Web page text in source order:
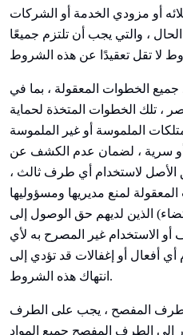
أو مزودي الخدمة أو الشركات
، والتي يجب أن تلتزم جميعًا
الخطوات المعقولة ، بما في
، تلك الخطوات المتخذة لحماية
الملموسة أو غير الملموسة
أو سرية ، لضمان عدم الكشف عن
الأصل لاستخدام أي طرف ثالث ،
لمنع مديريها ومسؤوليها
الذين لديهم حق الوصول إلى
الاستخدام غير المصرح به لأي
أي أفعال أو إغفالات قد تؤدي إلى
انتهاك هذه الشروط.
المفصح ، يجب على الطرف
إلى الطرف المفصح جميع المواد